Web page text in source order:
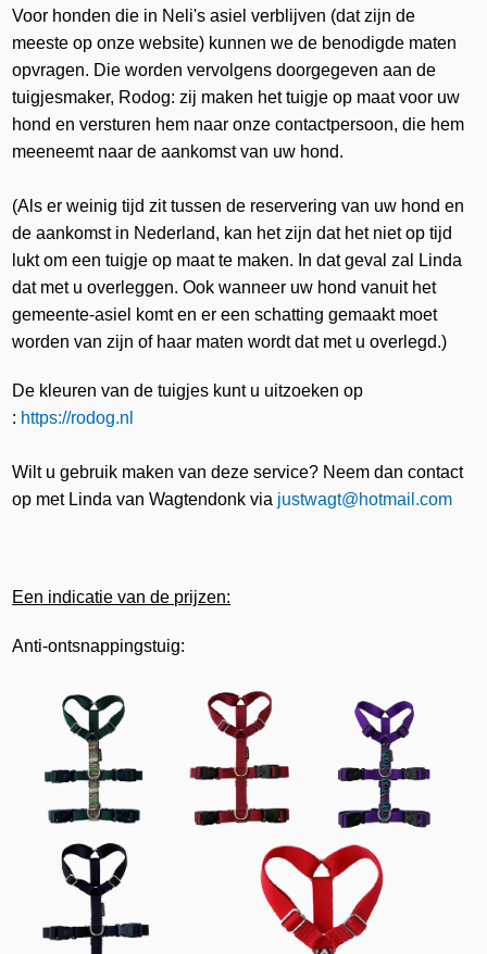
Voor honden die in Neli's asiel verblijven (dat zijn de
meeste op onze website) kunnen we de benodigde maten
opvragen. Die worden vervolgens doorgegeven aan de
tuigjesmaker, Rodog: zij maken het tuigje op maat voor uw
hond en versturen hem naar onze contactpersoon, die hem
meeneemt naar de aankomst van uw hond.
(Als er weinig tijd zit tussen de reservering van uw hond en
de aankomst in Nederland, kan het zijn dat het niet op tijd
lukt om een tuigje op maat te maken. In dat geval zal Linda
dat met u overleggen. Ook wanneer uw hond vanuit het
gemeente-asiel komt en er een schatting gemaakt moet
worden van zijn of haar maten wordt dat met u overlegd.)
De kleuren van de tuigjes kunt u uitzoeken op
: https://rodog.nl
Wilt u gebruik maken van deze service? Neem dan contact
op met Linda van Wagtendonk via justwagt@hotmail.com
Een indicatie van de prijzen:
Anti-ontsnappingstuig: